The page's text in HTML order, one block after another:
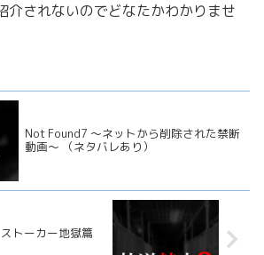
介されないのでどなたかわかりませ
Not Found7 ～ネットから削除された禁断
動画～ （ネタバレあり）
トーカー地獄篇